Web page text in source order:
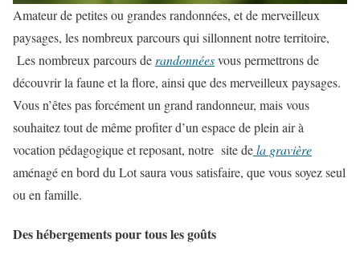
Amateur de petites ou grandes randonnées, et de merveilleux
paysages, les nombreux parcours qui sillonnent notre territoire,
Les nombreux parcours de randonnéesvous permettrons de
découvrir la faune et la flore, ainsi que des merveilleux paysages.
Vous n’êtes pas forcément un grand randonneur, mais vous
souhaitez tout de même profiter d’un espace de plein air à
vocation pédagogique et reposant, notre site dela gravière
aménagé en bord du Lot saura vous satisfaire, que vous soyez seul
ou en famille.
Des hébergements pour tous les goûts